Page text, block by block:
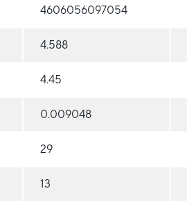
4606056097054
4.588
4.45
0.009048
29
13